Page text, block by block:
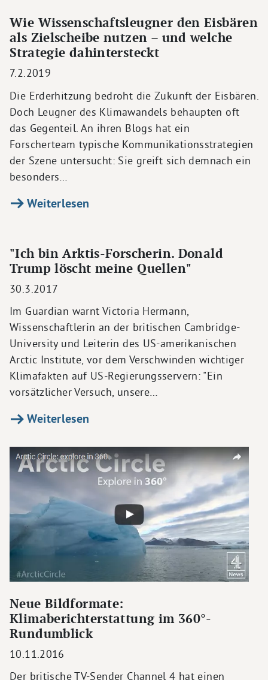
Wie Wissenschaftsleugner den Eisbären
als Zielscheibe nutzen – und welche
Strategie dahintersteckt
7.2.2019
Die Erderhitzung bedroht die Zukunft der Eisbären.
Doch Leugner des Klimawandels behaupten oft
das Gegenteil. An ihren Blogs hat ein
Forscherteam typische Kommunikationsstrategien
der Szene untersucht: Sie greift sich demnach ein
besonders…
Weiterlesen
"Ich bin Arktis-Forscherin. Donald
Trump löscht meine Quellen"
30.3.2017
Im Guardian warnt Victoria Hermann,
Wissenschaftlerin an der britischen Cambridge-
University und Leiterin des US-amerikanischen
Arctic Institute, vor dem Verschwinden wichtiger
Klimafakten auf US-Regierungsservern: "Ein
vorsätzlicher Versuch, unsere…
Weiterlesen
Neue Bildformate:
Klimaberichterstattung im 360°-
Rundumblick
10.11.2016
Der britische TV-Sender Channel 4 hat einen